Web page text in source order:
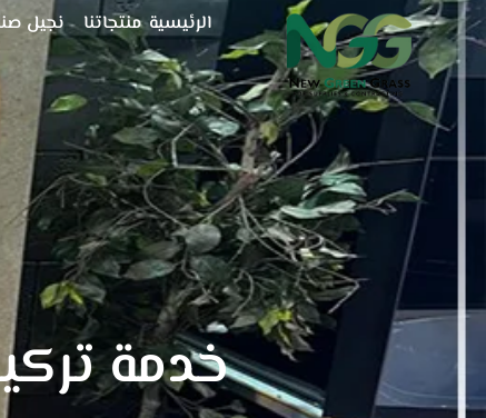
تخطي
إلى
المحتوى
الرئيسية منتجاتنا نجيل
خدمة